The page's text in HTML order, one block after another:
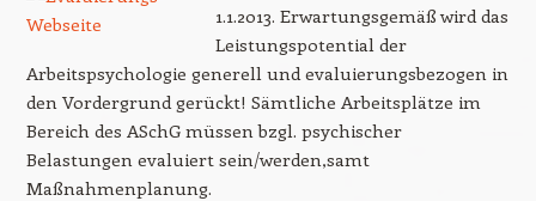
1.1.2013. Erwartungsgemäß wird das
Leistungspotential der
Arbeitspsychologie generell und evaluierungsbezogen in
den Vordergrund gerückt! Sämtliche Arbeitsplätze im
Bereich des ASchG müssen bzgl. psychischer
Belastungen evaluiert sein/werden,samt
Maßnahmenplanung.